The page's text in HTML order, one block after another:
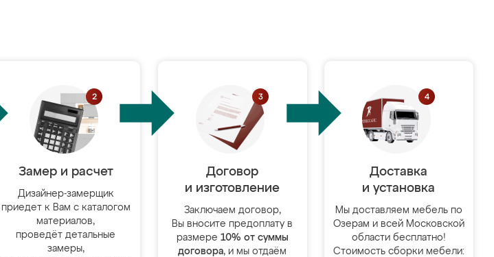
Замер и расчет
Дизайнер-замерщик
приедет к Вам с каталогом
материалов,
проведёт детальные
замеры,
Договор
и изготовление
Заключаем договор,
Вы вносите предоплату в
размере 10% от суммы
договора, и мы отдаём
Доставка
и установка
Мы доставляем мебель по
Озерам и всей Московской
области бесплатно!
Стоимость сборки мебели: